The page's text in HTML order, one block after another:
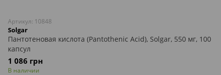
Артикул: 10848
Solgar
Пантотеновая кислота (Pantothenic Acid), Solgar, 550 мг, 100
капсул
1 086 грн
В наличии